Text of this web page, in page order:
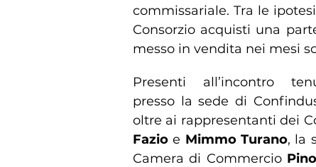
commissariale. Tra le
Consorzio acquisti una
messo in vendita nei mesi
Presenti all’incontro
presso la sede di
oltre ai rappresentanti dei
Fazio e Mimmo Turano, la
Camera di Commercio